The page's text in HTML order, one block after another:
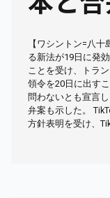
【ワシントン=八
る新法が19日に発
ことを受け、トラ
領令を20日に出す
問わないとも宣言
弁案も示した。
方針表明を受け、